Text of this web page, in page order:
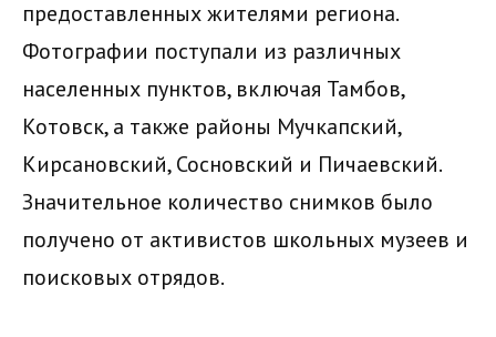
предоставленных жителями региона.
Фотографии поступали из различных
населенных пунктов, включая Тамбов,
Котовск, а также районы Мучкапский,
Кирсановский, Сосновский и Пичаевский.
Значительное количество снимков было
получено от активистов школьных музеев и
поисковых отрядов.